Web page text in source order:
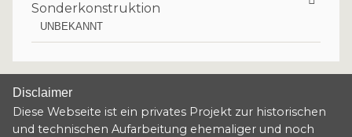
Sonderkonstruktion
UNBEKANNT
Disclaimer
Diese Webseite ist ein privates Projekt zur historischen
und technischen Aufarbeitung ehemaliger und noch